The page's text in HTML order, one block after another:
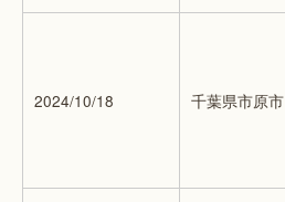
2024/10/18 千葉県市原市